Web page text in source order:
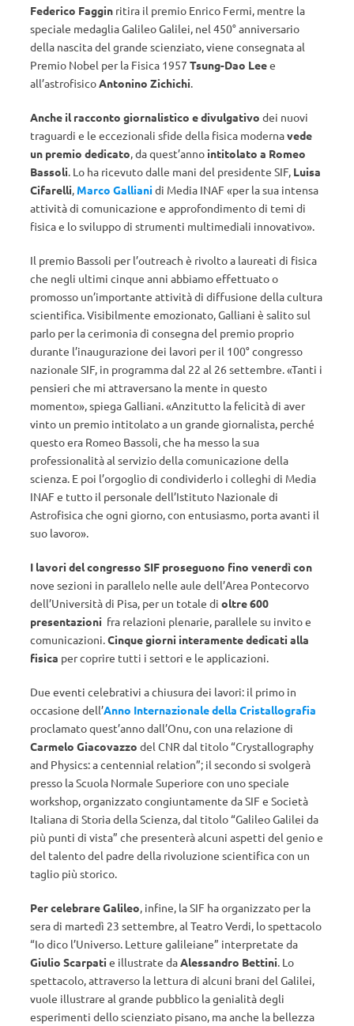
Federico Faggin ritira il premio Enrico Fermi, mentre la
speciale medaglia Galileo Galilei, nel 450° anniversario
della nascita del grande scienziato, viene consegnata al
Premio Nobel per la Fisica 1957 Tsung-Dao Leee
all’astrofisicoAntonino Zichichi.
Anche il racconto giornalistico e divulgativo dei nuovi
traguardi e le eccezionali sfide della fisica modernavede
un premio dedicato, da quest’anno intitolato a Romeo
Bassoli. Lo ha ricevuto dalle mani del presidente SIF, Luisa
Cifarelli, Marco Gallianidi Media INAF «per la sua intensa
attività di comunicazione e approfondimento di temi di
fisica e lo sviluppo di strumenti multimediali innovativo».
Il premio Bassoli per l’outreach è rivolto a laureati di fisica
che negli ultimi cinque anni abbiamo effettuato o
promosso un’importante attività di diffusione della cultura
scientifica. Visibilmente emozionato, Galliani è salito sul
parlo per la cerimonia di consegna del premio proprio
durante l’inaugurazione dei lavori per il 100° congresso
nazionale SIF, in programma dal 22 al 26 settembre. «Tanti i
pensieri che mi attraversano la mente in questo
momento», spiega Galliani. «Anzitutto la felicità di aver
vinto un premio intitolato a un grande giornalista, perché
questo era Romeo Bassoli, che ha messo la sua
professionalità al servizio della comunicazione della
scienza. E poi l’orgoglio di condividerlo i colleghi di Media
INAF e tutto il personale dell’Istituto Nazionale di
Astrofisica che ogni giorno, con entusiasmo, porta avanti il
suo lavoro».
I lavori del congresso SIF proseguono fino venerdì con
nove sezioni in parallelo nelle aule dell’Area Pontecorvo
dell’Università di Pisa, per un totale di oltre 600
presentazioni fra relazioni plenarie, parallele su invito e
comunicazioni.Cinque giorni interamente dedicati alla
fisica per coprire tutti i settori e le applicazioni.
Due eventi celebrativi a chiusura dei lavori: il primo in
occasione dell’Anno Internazionale della Cristallografia
proclamato quest’anno dall’Onu, con una relazione di
Carmelo Giacovazzo del CNR dal titolo “Crystallography
and Physics: a centennial relation”; il secondo si svolgerà
presso la Scuola Normale Superiore con uno speciale
workshop, organizzato congiuntamente da SIF e Società
Italiana di Storia della Scienza, dal titolo “Galileo Galilei da
più punti di vista” che presenterà alcuni aspetti del genio e
del talento del padre della rivoluzione scientifica con un
taglio più storico.
Per celebrare Galileo, infine, la SIF ha organizzato per la
sera di martedì 23 settembre, al Teatro Verdi, lo spettacolo
“Io dico l’Universo. Letture galileiane” interpretate da
Giulio Scarpati e illustrate daAlessandro Bettini. Lo
spettacolo, attraverso la lettura di alcuni brani del Galilei,
vuole illustrare al grande pubblico la genialità degli
esperimenti dello scienziato pisano, ma anche la bellezza